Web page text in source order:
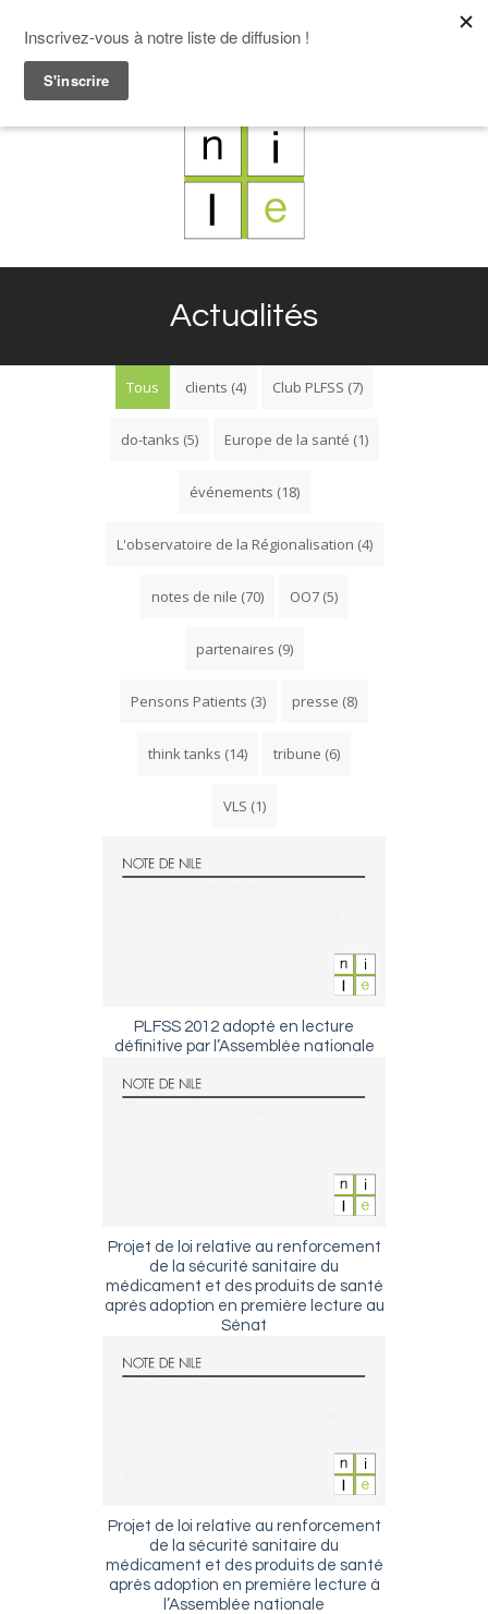
F L X I
Actualités
Tous clients (4) Club PLFSS (7)
do-tanks (5) Europe de la santé (1)
événements (18)
L'observatoire de la Régionalisation (4)
notes de nile (70) OO7 (5)
partenaires (9)
Pensons Patients (3) presse (8)
think tanks (14) tribune (6)
VLS (1)
PLFSS 2012 adopté en lecture
définitive par l’Assemblée nationale
Projet de loi relative au renforcement
de la sécurité sanitaire du
médicament et des produits de santé
après adoption en première lecture au
Sénat
Projet de loi relative au renforcement
de la sécurité sanitaire du
médicament et des produits de santé
après adoption en première lecture à
l’Assemblée nationale